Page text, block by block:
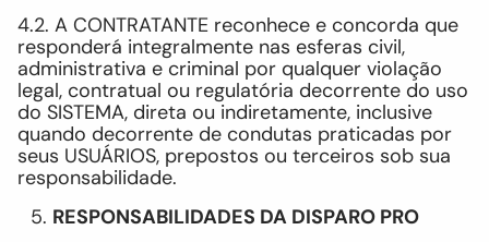
4.2. A CONTRATANTE reconhece e concorda que
responderá integralmente nas esferas civil,
administrativa e criminal por qualquer violação
legal, contratual ou regulatória decorrente do uso
do SISTEMA, direta ou indiretamente, inclusive
quando decorrente de condutas praticadas por
seus USUÁRIOS, prepostos ou terceiros sob sua
responsabilidade.
RESPONSABILIDADES DA DISPARO PRO